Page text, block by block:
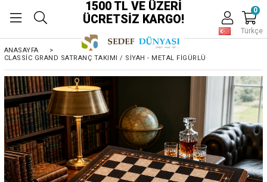
1500 TL VE ÜZERİ
ÜCRETSİZ KARGO!
Türkçe
0
ANASAYFA
>
CLASSIC GRAND SATRANÇ TAKIMI / SIYAH - METAL FIGÜRLÜ